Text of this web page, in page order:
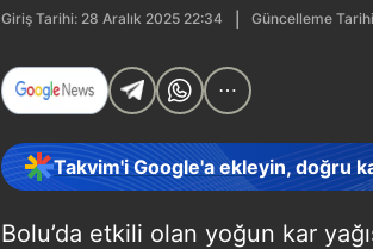
Giriş Tarihi: 28 Aralık 2025 22:34 Güncelleme
Takvim'i Google'a ekleyin, doğru
Bolu’da etkili olan yoğun kar